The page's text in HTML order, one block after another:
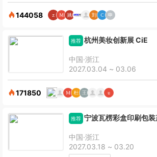
144058
推荐 杭州美妆创新展 CiE
中国·浙江
2027.03.04 ~ 03.06
171850
推荐 宁波瓦楞彩盒印刷包
中国·浙江
2027.03.18 ~ 03.20